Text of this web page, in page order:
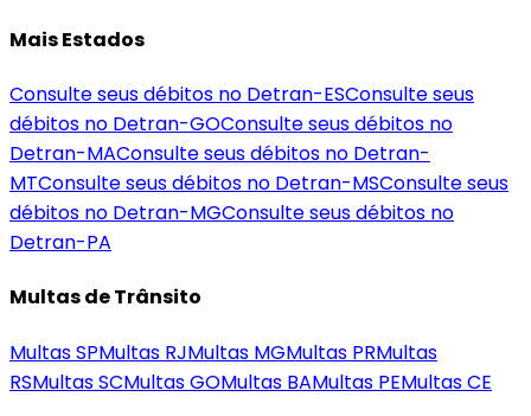
Mais Estados
Consulte seus débitos no Detran-ESConsulte seus
débitos no Detran-GOConsulte seus débitos no
Detran-MAConsulte seus débitos no Detran-
MTConsulte seus débitos no Detran-MSConsulte seus
débitos no Detran-MGConsulte seus débitos no
Detran-PA
Multas de Trânsito
MultasSPMultas RJMultas MGMultas PRMultas
RSMultasSCMultasGOMultas BAMultas PEMultasCE